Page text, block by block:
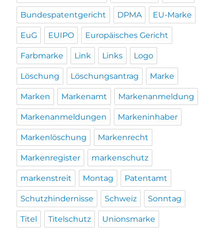
Bundespatentgericht DPMA EU-Marke
EuG EUIPO Europäisches Gericht
Farbmarke Link Links Logo
Löschung Löschungsantrag Marke
Marken Markenamt Markenanmeldung
Markenanmeldungen Markeninhaber
Markenlöschung Markenrecht
Markenregister markenschutz
markenstreit Montag Patentamt
Schutzhindernisse Schweiz Sonntag
Titel Titelschutz Unionsmarke